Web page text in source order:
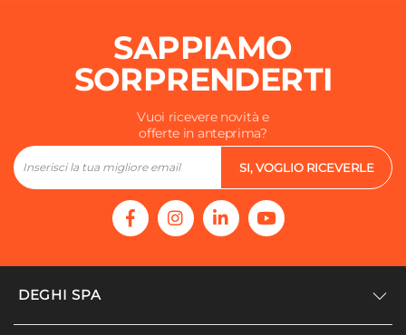
SAPPIAMO
SORPRENDERTI
Vuoi ricevere novità e
offerte in anteprima?
SI, VOGLIO RICEVERLE
DEGHI SPA